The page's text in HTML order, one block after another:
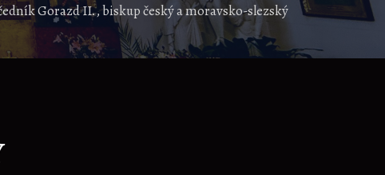
Gorazd II., biskup český a moravsko-slezský